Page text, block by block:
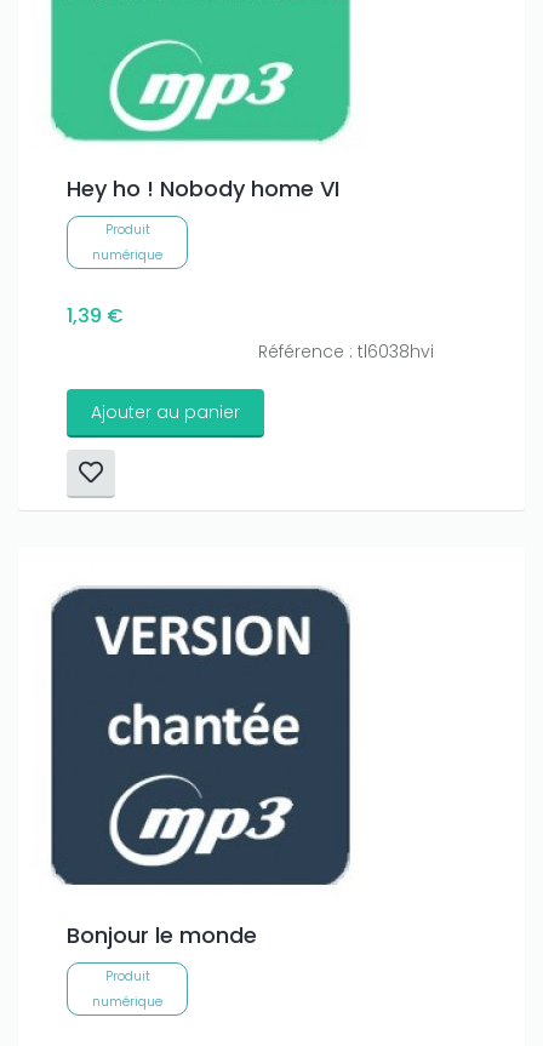
Hey ho ! Nobody home VI
Produit
numérique
1,39 €
Référence : tl6038hvi
Ajouter au panier
Bonjour le monde
Produit
numérique